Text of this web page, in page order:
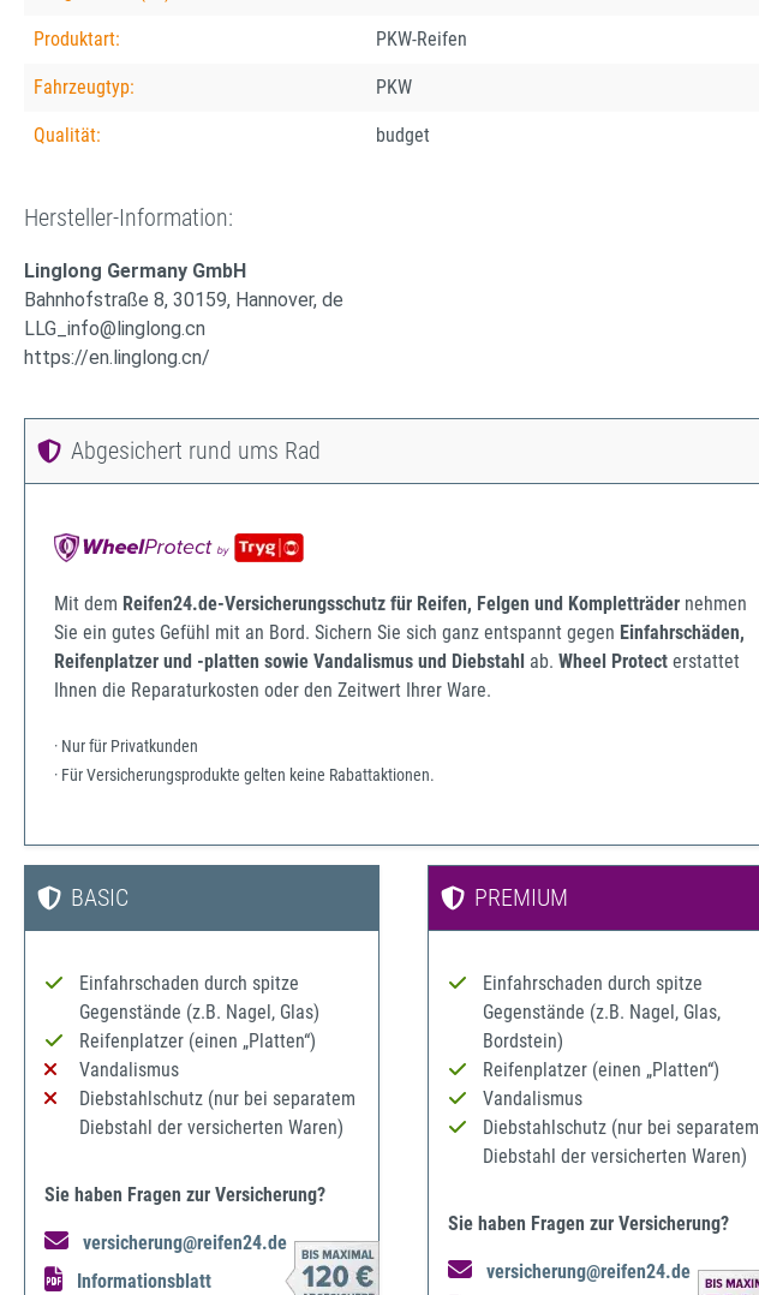
Produktart: PKW-Reifen
Fahrzeugtyp: PKW
Qualität: budget
Hersteller-Information:
Linglong Germany GmbH
Bahnhofstraße 8, 30159, Hannover, de
LLG_info@linglong.cn
https://en.linglong.cn/
Abgesichert rund ums Rad
Mit dem Reifen24.de-Versicherungsschutz für Reifen, Felgen und Kompletträder nehmen
Sie ein gutes Gefühl mit an Bord. Sichern Sie sich ganz entspannt gegen Einfahrschäden,
Reifenplatzer und -platten sowie Vandalismus und Diebstahl ab. Wheel Protect erstattet
Ihnen die Reparaturkosten oder den Zeitwert Ihrer Ware.
· Nur für Privatkunden
· Für Versicherungsprodukte gelten keine Rabattaktionen.
BASIC
Einfahrschaden durch spitze
Gegenstände (z.B. Nagel, Glas)
Reifenplatzer (einen „Platten“)
Vandalismus
Diebstahlschutz (nur bei separatem
Diebstahl der versicherten Waren)
Sie haben Fragen zur Versicherung?
versicherung@reifen24.de
Informationsblatt
PREMIUM
Einfahrschaden durch spitze
Gegenstände (z.B. Nagel, Glas,
Bordstein)
Reifenplatzer (einen „Platten“)
Vandalismus
Diebstahlschutz (nur bei separatem
Diebstahl der versicherten Waren)
Sie haben Fragen zur Versicherung?
versicherung@reifen24.de